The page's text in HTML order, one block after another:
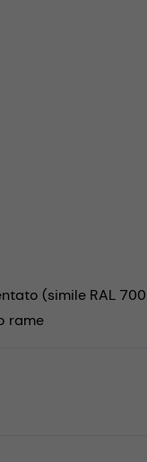
(simile RAL
rame